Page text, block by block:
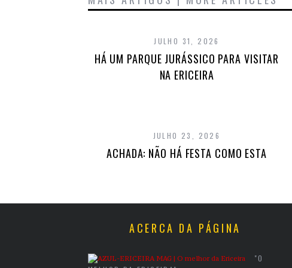
JULHO 31, 2026
HÁ UM PARQUE JURÁSSICO PARA VISITAR
NA ERICEIRA
JULHO 23, 2026
ACHADA: NÃO HÁ FESTA COMO ESTA
ACERCA DA PÁGINA
"O